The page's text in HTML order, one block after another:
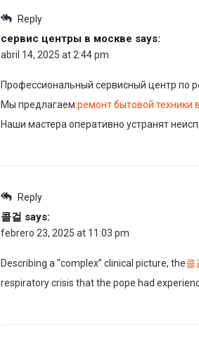
Reply
сервис центры в москве says:
abril 14, 2025 at 2:44 pm
Профессиональный сервисный центр по
Мы предлагаем:ремонт бытовой техники
Наши мастера оперативно устранят
Reply
콜걸 says:
febrero 23, 2025 at 11:03 pm
Describing a “complex” clinical picture, the콜
respiratory crisis that the pope had